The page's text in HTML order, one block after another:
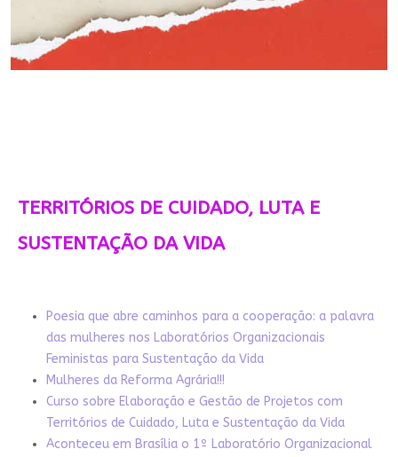
TERRITÓRIOS DE CUIDADO, LUTA E
SUSTENTAÇÃO DA VIDA
Poesia que abre caminhos para a cooperação: a palavra
das mulheres nos Laboratórios Organizacionais
Feministas para Sustentação da Vida
Mulheres da Reforma Agrária!!!
Curso sobre Elaboração e Gestão de Projetos com
Territórios de Cuidado, Luta e Sustentação da Vida
Aconteceu em Brasília o 1º Laboratório Organizacional